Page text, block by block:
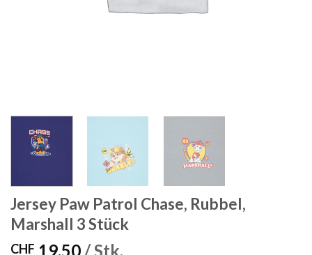
Jersey Paw Patrol Chase, Rubbel,
Marshall 3 Stück
CHF 19.50/ Stk.